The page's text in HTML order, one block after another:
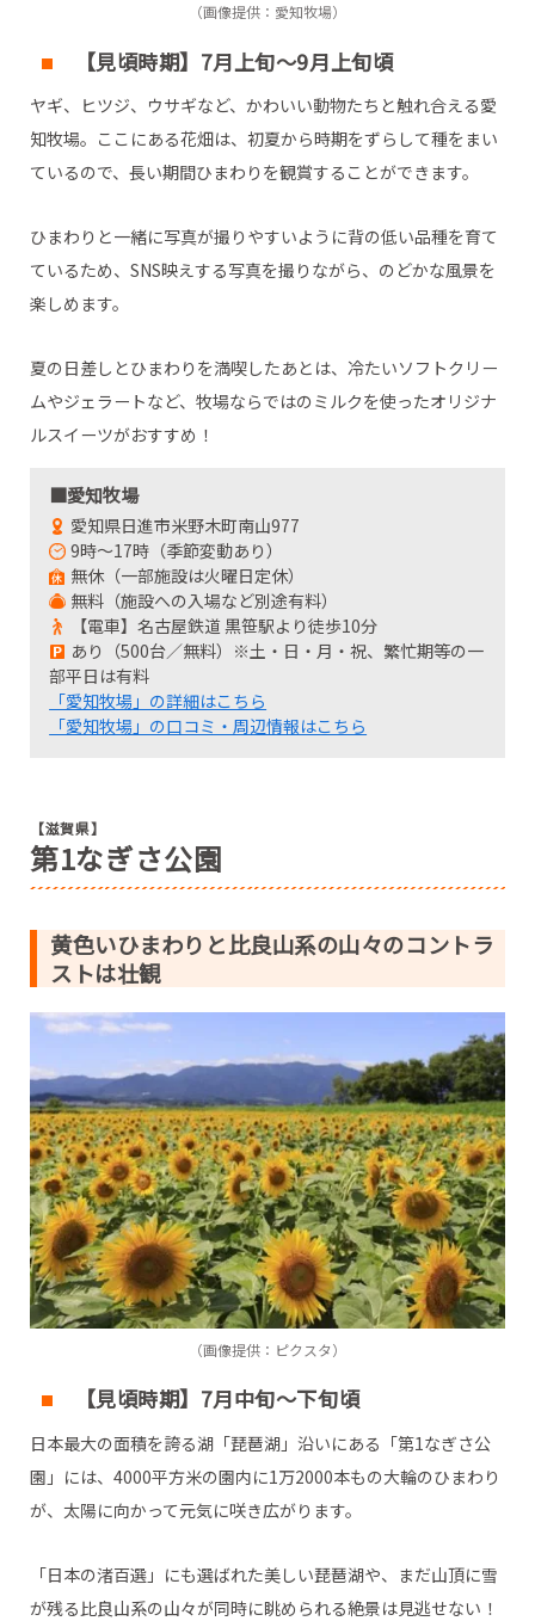
（画像提供：愛知牧場）
【見頃時期】7月上旬～9月上旬頃
ヤギ、ヒツジ、ウサギなど、かわいい動物たちと触れ合える愛
知牧場。ここにある花畑は、初夏から時期をずらして種をまい
ているので、長い期間ひまわりを観賞することができます。
ひまわりと一緒に写真が撮りやすいように背の低い品種を育て
ているため、SNS映えする写真を撮りながら、のどかな風景を
楽しめます。
夏の日差しとひまわりを満喫したあとは、冷たいソフトクリー
ムやジェラートなど、牧場ならではのミルクを使ったオリジナ
ルスイーツがおすすめ！
■愛知牧場
愛知県日進市米野木町南山977
9時～17時（季節変動あり）
無休（一部施設は火曜日定休）
無料（施設への入場など別途有料）
【電車】名古屋鉄道 黒笹駅より徒歩10分
あり（500台／無料）※土・日・月・祝、繁忙期等の一
部平日は有料
「愛知牧場」の詳細はこちら
「愛知牧場」の口コミ・周辺情報はこちら
【滋賀県】
第1なぎさ公園
黄色いひまわりと比良山系の山々のコントラ
ストは壮観
（画像提供：ピクスタ）
【見頃時期】7月中旬～下旬頃
日本最大の面積を誇る湖「琵琶湖」沿いにある「第1なぎさ公
園」には、4000平方米の園内に1万2000本もの大輪のひまわり
が、太陽に向かって元気に咲き広がります。
「日本の渚百選」にも選ばれた美しい琵琶湖や、まだ山頂に雪
が残る比良山系の山々が同時に眺められる絶景は見逃せない！